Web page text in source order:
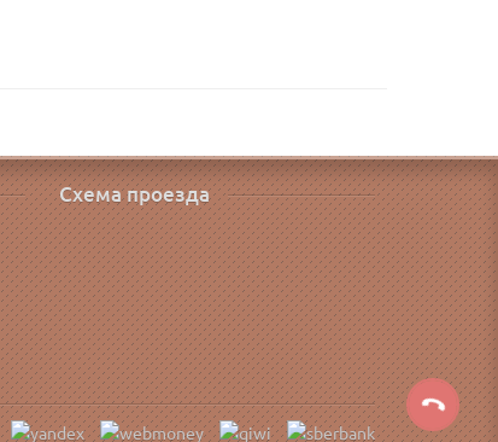
Схема проезда